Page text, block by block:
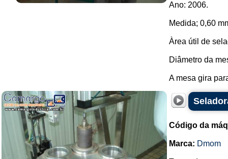
Ano: 2006.
Medida; 0,60
Àrea útil de
Diâmetro da
A mesa gira
Código da
Marca: Dmom